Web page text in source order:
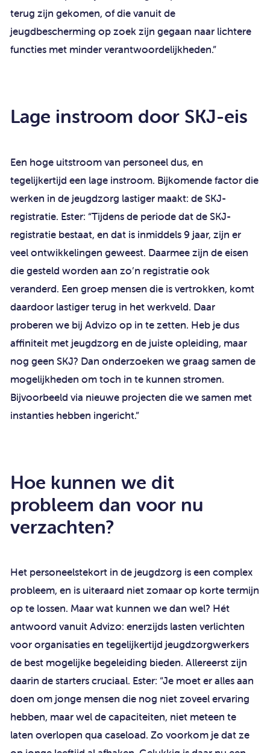
terug zijn gekomen, of die vanuit de
jeugdbescherming op zoek zijn gegaan naar lichtere
functies met minder verantwoordelijkheden.”
Lage instroom door SKJ-eis
Een hoge uitstroom van personeel dus, en
tegelijkertijd een lage instroom. Bijkomende factor die
werken in de jeugdzorg lastiger maakt: de SKJ-
registratie. Ester: “Tijdens de periode dat de SKJ-
registratie bestaat, en dat is inmiddels 9 jaar, zijn er
veel ontwikkelingen geweest. Daarmee zijn de eisen
die gesteld worden aan zo’n registratie ook
veranderd. Een groep mensen die is vertrokken, komt
daardoor lastiger terug in het werkveld. Daar
proberen we bij Advizo op in te zetten. Heb je dus
affiniteit met jeugdzorg en de juiste opleiding, maar
nog geen SKJ? Dan onderzoeken we graag samen de
mogelijkheden om toch in te kunnen stromen.
Bijvoorbeeld via nieuwe projecten die we samen met
instanties hebben ingericht.”
Hoe kunnen we dit
probleem dan voor nu
verzachten?
Het personeelstekort in de jeugdzorg is een complex
probleem, en is uiteraard niet zomaar op korte termijn
op te lossen. Maar wat kunnen we dan wel? Hét
antwoord vanuit Advizo: enerzijds lasten verlichten
voor organisaties en tegelijkertijd jeugdzorgwerkers
de best mogelijke begeleiding bieden. Allereerst zijn
daarin de starters cruciaal. Ester: “Je moet er alles aan
doen om jonge mensen die nog niet zoveel ervaring
hebben, maar wel de capaciteiten, niet meteen te
laten overlopen qua caseload. Zo voorkom je dat ze